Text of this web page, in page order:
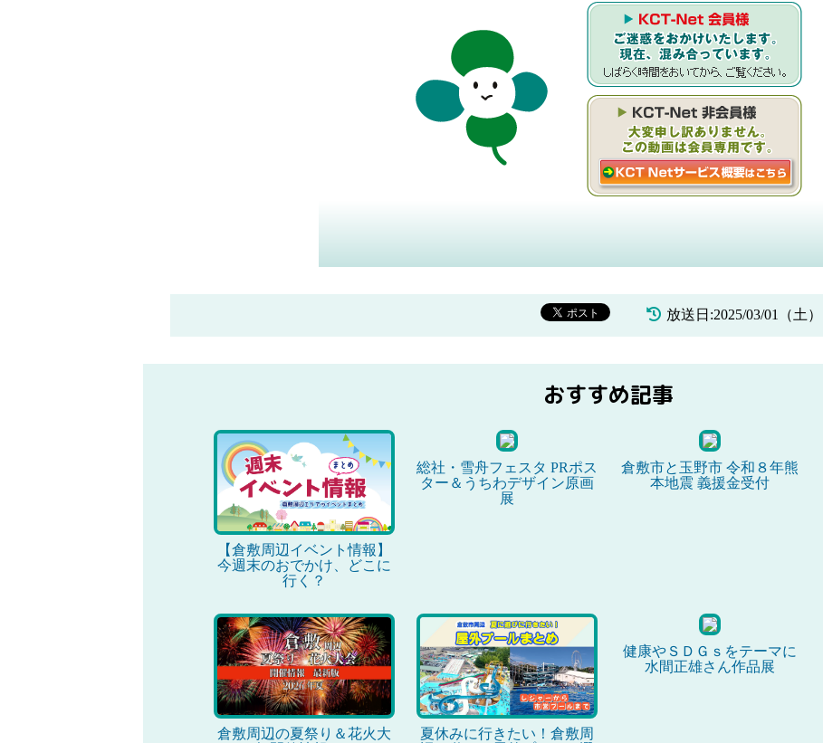
放送日:2025/03/01（土）
おすすめ記事
【倉敷周辺イベント情報】
今週末のおでかけ、どこに
行く？
総社・雪舟フェスタ PRポス
ター＆うちわデザイン原画
展
倉敷市と玉野市 令和８年熊
本地震 義援金受付
倉敷周辺の夏祭り＆花火大
夏休みに行きたい！倉敷周
健康やＳＤＧｓをテーマに
水間正雄さん作品展